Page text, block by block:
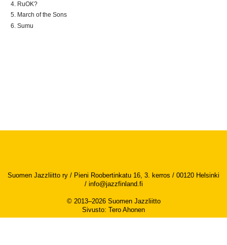
RuOK?
March of the Sons
Sumu
Suomen Jazzliitto ry / Pieni Roobertinkatu 16, 3. kerros / 00120 Helsinki
/ info@jazzfinland.fi
© 2013–2026 Suomen Jazzliitto
Sivusto: Tero Ahonen